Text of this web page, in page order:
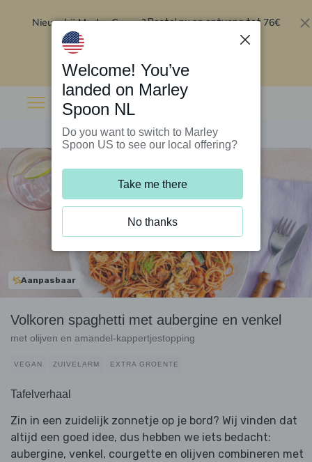
Nieuw bij Marley Spoon?Bestel nu en ontvang tot 76€
Aanpasbaar
Volkoren spaghetti met aubergine en venkel
met olijven en amandel-kappertjestopping
VEGAN ZUIVELARM EXTRA GROENTE
Tafelverhaal
Zin in een zuidelijk zonnetje op je bord? Wij vinden dat
altijd een goed idee, dus hebben we iets bedacht:
aubergine, venkel, courgette en olijven combineren met
Welcome! You’ve
landed on Marley
Spoon NL
Do you want to switch to Marley
Spoon US to see our local offering?
Take me there
No thanks